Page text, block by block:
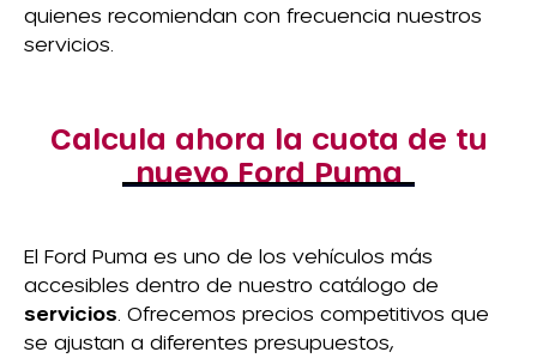
quienes recomiendan con frecuencia nuestros
servicios.
Calcula ahora la cuota de tu
nuevo Ford Puma
El Ford Puma es uno de los vehículos más
accesibles dentro de nuestro catálogo de
servicios . Ofrecemos precios competitivos que
se ajustan a diferentes presupuestos,